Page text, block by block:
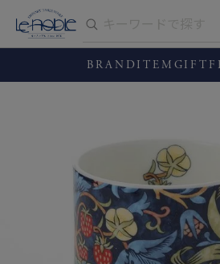
BRANDITEM GIFT